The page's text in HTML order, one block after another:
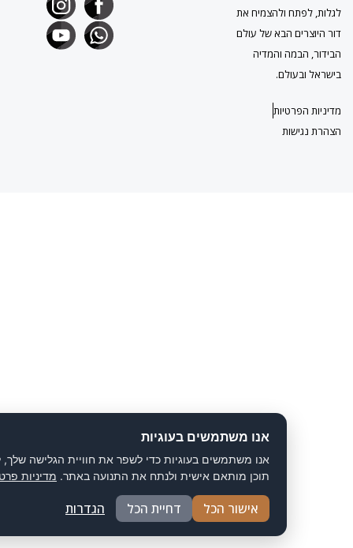
ולהצמיח את
הבא של עולם
והמדיה
אנו משתמשים בעוגיות
אנו משתמשים בעוגיות כדי לשפר את חוויית הגלישה שלך, להציג
תוכן מותאם אישית ולנתח את התנועה באתר.מדיניות פרטיות
אישור הכל דחיית הכל הגדרות